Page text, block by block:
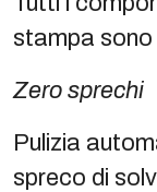
stampa
Zero sprechi
Pulizia
spreco di